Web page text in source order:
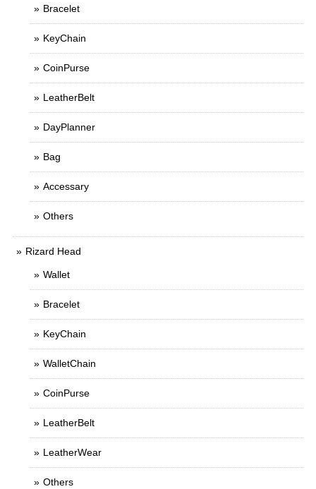
Bracelet
KeyChain
CoinPurse
LeatherBelt
DayPlanner
Bag
Accessary
Others
Rizard Head
Wallet
Bracelet
KeyChain
WalletChain
CoinPurse
LeatherBelt
LeatherWear
Others